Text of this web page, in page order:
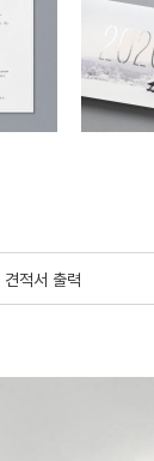
견적서 출력